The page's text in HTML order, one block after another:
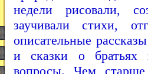
недели рисовали,
заучивали стихи,
описательные
и сказки о братьях
вопросы. Чем